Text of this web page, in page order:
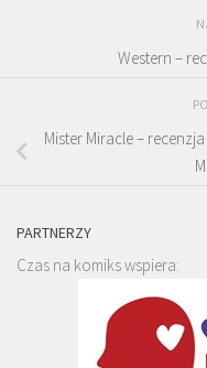
Western –
Mister Miracle –
PARTNERZY
Czas na komiks wspiera: